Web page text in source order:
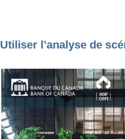
Utiliser l’analyse de